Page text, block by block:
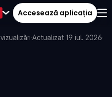
Accesează aplicația
vizualizări·Actualizat 19 iul. 2026·